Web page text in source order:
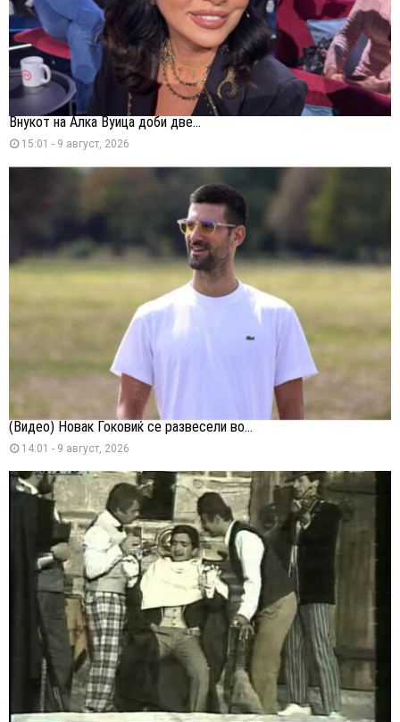
Внукот на Алка Вуица доби две...
15:01 - 9 август, 2026
(Видео) Новак Ѓоковиќ се развесели во...
14:01 - 9 август, 2026